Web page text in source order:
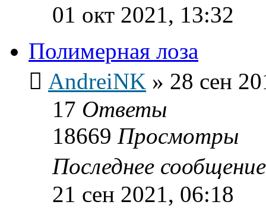
01 окт 2021, 13:32
Полимерная лоза
AndreiNK » 28 сен
17 Ответы
18669 Просмотры
Последнее
21 сен 2021, 06:18